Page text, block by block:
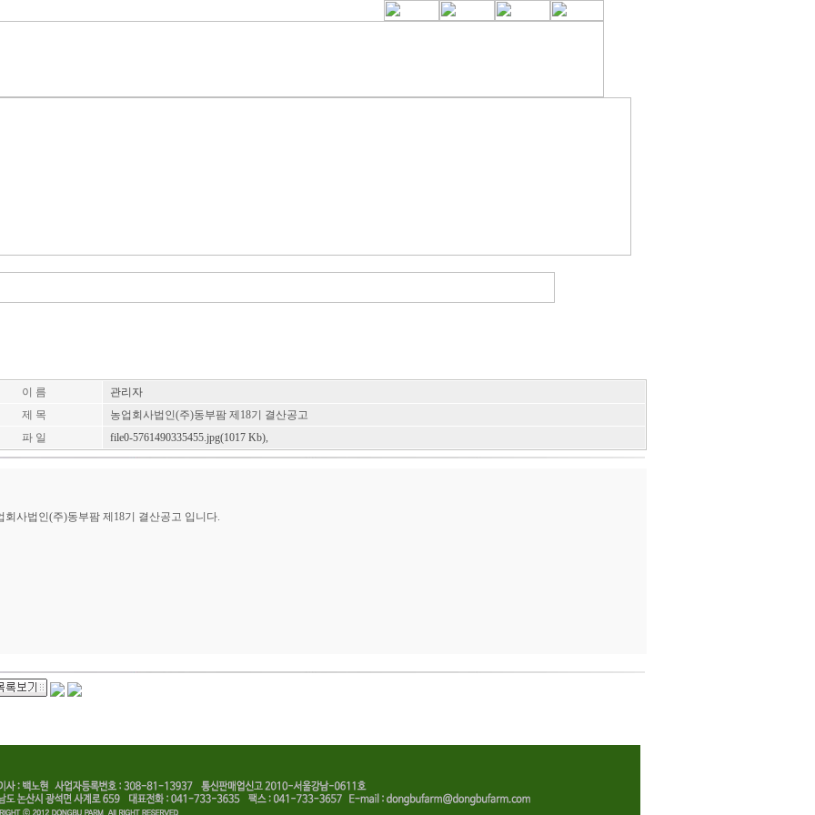
이 름
관리자
제 목
농업회사법인(주)동부팜 제18기 결산공고
파 일
file0-5761490335455.jpg(1017 Kb),
회사법인(주)동부팜 제18기 결산공고 입니다.